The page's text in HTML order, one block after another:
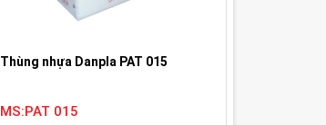
Thùng nhựa Danpla PAT 015
MS:PAT 015